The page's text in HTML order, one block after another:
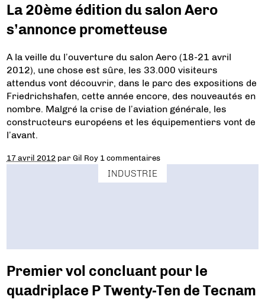
La 20ème édition du salon Aero
s’annonce prometteuse
A la veille du l’ouverture du salon Aero (18-21 avril
2012), une chose est sûre, les 33.000 visiteurs
attendus vont découvrir, dans le parc des expositions de
Friedrichshafen, cette année encore, des nouveautés en
nombre. Malgré la crise de l’aviation générale, les
constructeurs européens et les équipementiers vont de
l’avant.
17 avril 2012 parGil Roy 1 commentaires
INDUSTRIE
Premier vol concluant pour le
quadriplace P Twenty-Ten de Tecnam